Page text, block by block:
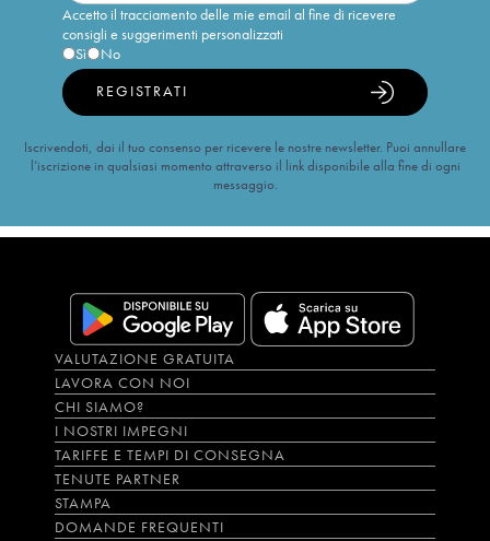
Accetto il tracciamento delle mie email al fine di ricevere
consigli e suggerimenti personalizzati
Sì
No
REGISTRATI
Iscrivendoti, dai il tuo consenso per ricevere le nostre newsletter. Puoi annullare
l’iscrizione in qualsiasi momento attraverso il link disponibile alla fine di ogni
messaggio.
VALUTAZIONE GRATUITA
LAVORA CON NOI
CHI SIAMO?
I NOSTRI IMPEGNI
TARIFFE E TEMPI DI CONSEGNA
TENUTE PARTNER
STAMPA
DOMANDE FREQUENTI